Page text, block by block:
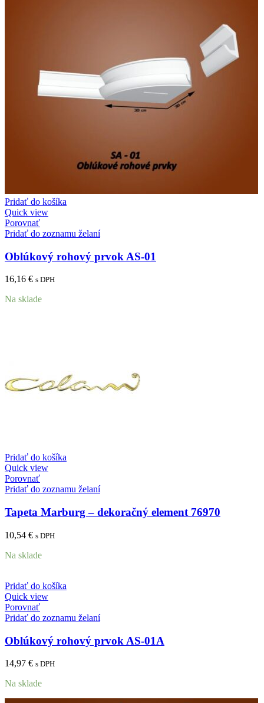
Pridať do košíka
Quick view
Porovnať
Pridať do zoznamu želaní
Oblúkový rohový prvok AS-01
16,16 € s DPH
Na sklade
Pridať do košíka
Quick view
Porovnať
Pridať do zoznamu želaní
Tapeta Marburg – dekoračný element 76970
10,54 € s DPH
Na sklade
Pridať do košíka
Quick view
Porovnať
Pridať do zoznamu želaní
Oblúkový rohový prvok AS-01A
14,97 € s DPH
Na sklade